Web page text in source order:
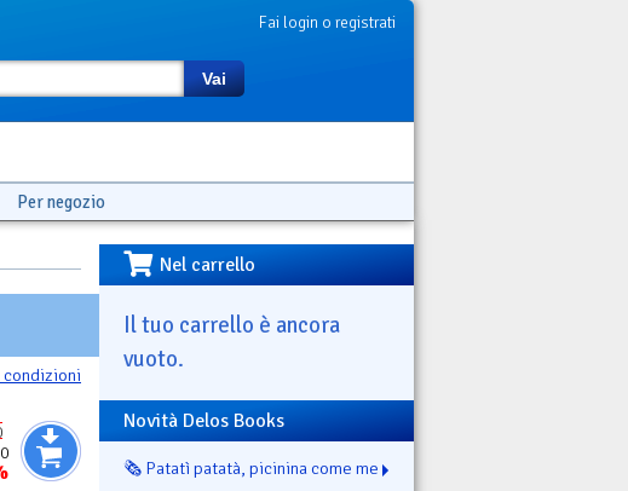
Fai login o registrati
Vai
Per negozio
Nel carrello
Il tuo carrello è ancora
vuoto.
Novità Delos Books
🗞️ Patatì patatà, picinina come me